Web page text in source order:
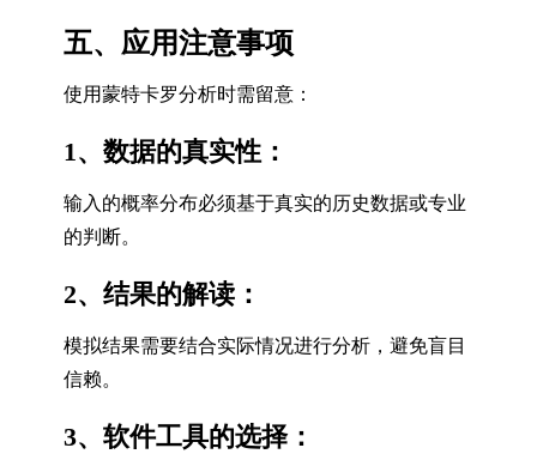
五、应用注意事项
使用蒙特卡罗分析时需留意：
1、数据的真实性：
输入的概率分布必须基于真实的历史数据或专业
的判断。
2、结果的解读：
模拟结果需要结合实际情况进行分析，避免盲目
信赖。
3、软件工具的选择：